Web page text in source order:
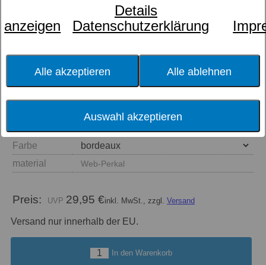
Details
anzeigen
Datenschutzerklärung
Alle akzeptieren Alle ablehnen
Auswahl akzeptieren
Farbe
material
Web-Perkal
Preis: 29,95 €inkl. MwSt., zzgl. Versand
Versand nur innerhalb der EU.
In den Warenkorb